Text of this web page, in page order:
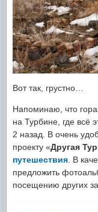
Вот так, грустно…
Напоминаю, что
на Турбине, где всё
2 назад. В очень
проекту «Другая
путешествия. В
предложить
посещению других